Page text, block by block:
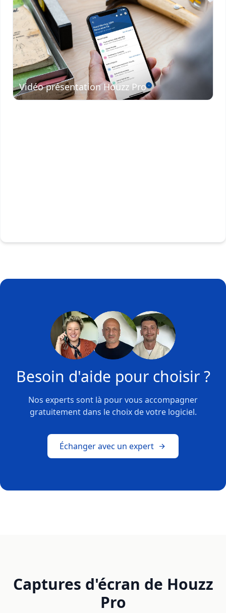
Visionner
la vidéo
Vidéo présentation Houzz Pro
Besoin d'aide pour choisir ?
Nos experts sont là pour vous accompagner
gratuitement dans le choix de votre logiciel.
Échanger avec un expert
Captures d'écran de Houzz
Pro